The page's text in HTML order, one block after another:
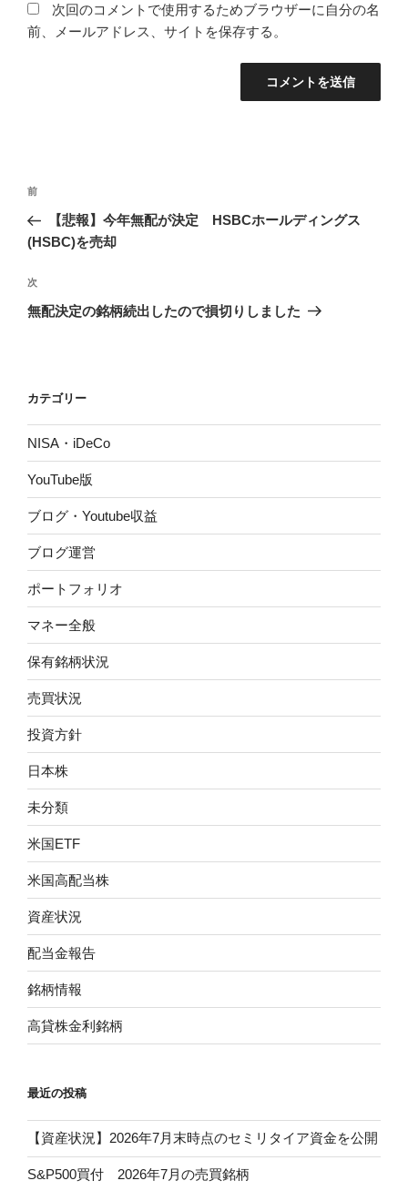
次回のコメントで使用するためブラウザーに自分の名
前、メールアドレス、サイトを保存する。
投
ナ
ゲ
ー
前
の
投
前
【悲報】今年無配が決定 HSBCホールディングス
(HSBC)を売却
次
の
次
無配決定の銘柄続出したので損切りしました
カテゴリー
NISA・iDeCo
YouTube版
ブログ・Youtube収益
ブログ運営
ポートフォリオ
マネー全般
保有銘柄状況
売買状況
投資方針
日本株
未分類
米国ETF
米国高配当株
資産状況
配当金報告
銘柄情報
高貸株金利銘柄
最近の投稿
【資産状況】2026年7月末時点のセミリタイア資金を公開
S&P500買付 2026年7月の売買銘柄